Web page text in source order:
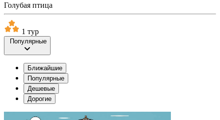
Голубая птица
1 тур
Популярные
Ближайшие
Популярные
Дешевые
Дорогие